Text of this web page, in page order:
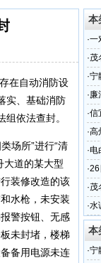
在自动消防设
实、基础消防
依法查封。
场所”进行“清
大道的某大型
装修改造的该
水枪，未安装
警按钮、无感
未封堵，楼梯
备用电源未连
本
·一
·茂
·宁
·廉
·信
·高
·电
几
·26
理
·茂
幕
·水
本
·宁